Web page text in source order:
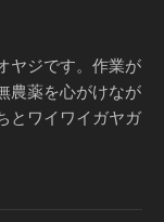
ヤジです。作業が
農薬を心がけなが
とワイワイガヤガ